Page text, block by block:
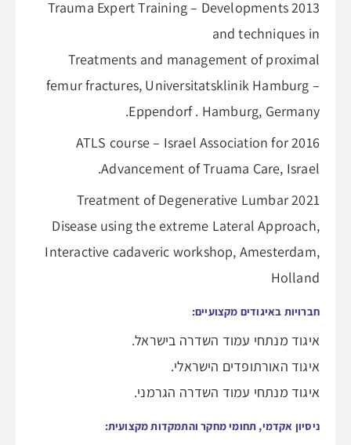
2013 Trauma Expert Training – Developments
and techniques in
Treatments and management of proximal
femur fractures, Universitatsklinik Hamburg –
Eppendorf . Hamburg, Germany.
2016 ATLS course – Israel Association for
Advancement of Truama Care, Israel.
2021 Treatment of Degenerative Lumbar
Disease using the extreme Lateral Approach,
Interactive cadaveric workshop, Amesterdam,
Holland
חברויות באיגודים מקצועיים:
איגוד מנתחי עמוד השדרה בישראל.
איגוד האורתופדים הישראלי.
איגוד מנתחי עמוד השדרה הגרמני.
ניסיון אקדמי, תחומי מחקר והתמקדות מקצועית: